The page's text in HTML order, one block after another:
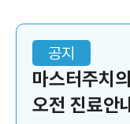
공지
마스터주치
오전 진료안